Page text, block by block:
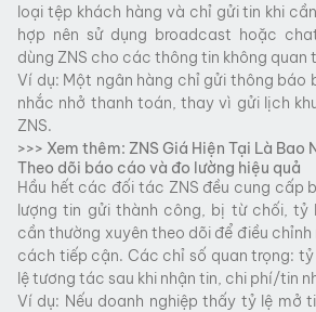
loại tệp khách hàng và chỉ gửi tin khi
hợp nên sử dụng broadcast hoặc
dùng ZNS cho các thông tin không quan
Ví dụ: Một ngân hàng chỉ gửi thông báo
nhắc nhở thanh toán, thay vì gửi lịch
ZNS.
>>> Xem thêm: ZNS Giá Hiện Tại Là Bao
Theo dõi báo cáo và đo lường hiệu quả
Hầu hết các đối tác ZNS đều cung cấp
lượng tin gửi thành công, bị từ chối, tỷ
cần thường xuyên theo dõi để điều
cách tiếp cận. Các chỉ số quan trọng:
lệ tương tác sau khi nhận tin, chi phí/tin
Ví dụ: Nếu doanh nghiệp thấy tỷ lệ mở